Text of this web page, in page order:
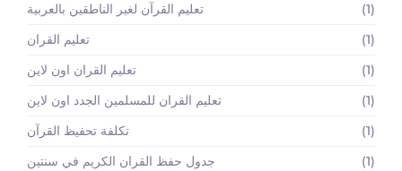
تعليم القرآن لغير الناطقين بالعربية
(1)
تعليم القران
(1)
تعليم القران اون لاين
(1)
تعليم القران للمسلمين الجدد اون لاين
(1)
تكلفة تحفيظ القرآن
(1)
جدول حفظ القران الكريم في سنتين
(1)